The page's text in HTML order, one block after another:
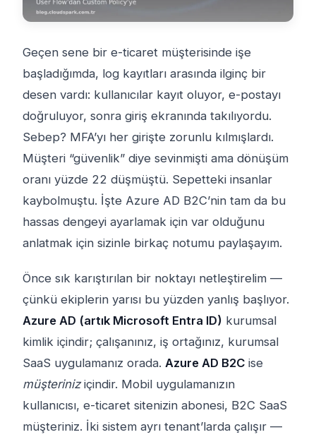
Geçen sene bir e-ticaret müşterisinde işe
başladığımda, log kayıtları arasında ilginç bir
desen vardı: kullanıcılar kayıt oluyor, e-postayı
doğruluyor, sonra giriş ekranında takılıyordu.
Sebep? MFA’yı her girişte zorunlu kılmışlardı.
Müşteri “güvenlik” diye sevinmişti ama dönüşüm
oranı yüzde 22 düşmüştü. Sepetteki insanlar
kaybolmuştu. İşte Azure AD B2C’nin tam da bu
hassas dengeyi ayarlamak için var olduğunu
anlatmak için sizinle birkaç notumu paylaşayım.
Önce sık karıştırılan bir noktayı netleştirelim —
çünkü ekiplerin yarısı bu yüzden yanlış başlıyor.
Azure AD (artık Microsoft Entra ID) kurumsal
kimlik içindir; çalışanınız, iş ortağınız, kurumsal
SaaS uygulamanız orada. Azure AD B2C ise
müşteriniziçindir. Mobil uygulamanızın
kullanıcısı, e-ticaret sitenizin abonesi, B2C SaaS
müşteriniz. İki sistem ayrı tenant’larda çalışır —